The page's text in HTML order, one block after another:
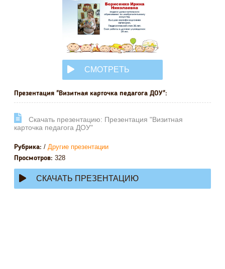
СМОТРЕТЬ
Презентация "Визитная карточка педагога ДОУ":
Cкачать презентацию: Презентация "Визитная
карточка педагога ДОУ"
Рубрика: / Другие презентации
Просмотров: 328
СКАЧАТЬ ПРЕЗЕНТАЦИЮ